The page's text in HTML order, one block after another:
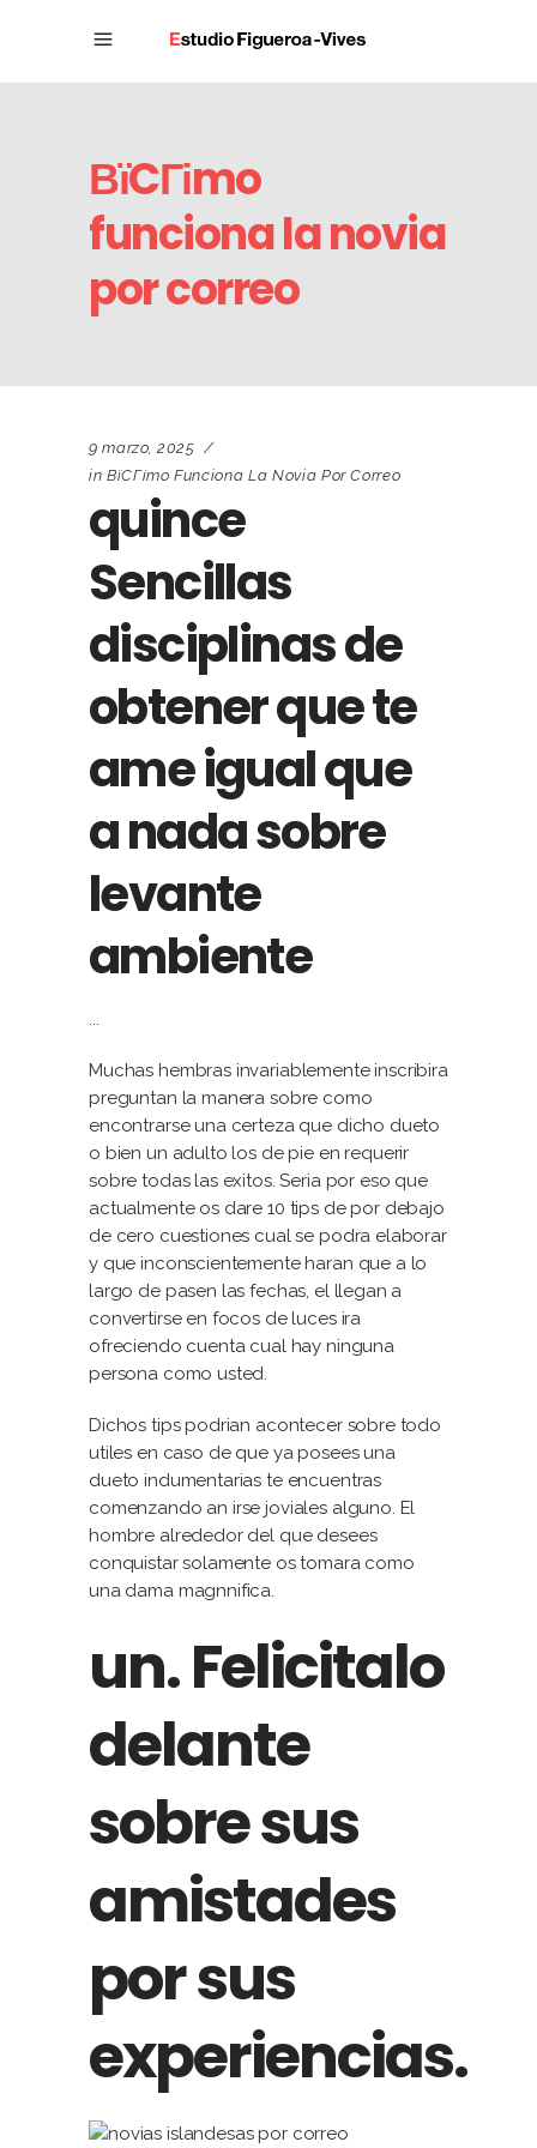
ВїCГіmo
funciona la novia
por correo
9 marzo, 2025
in ВїCГіmo Funciona La Novia Por Correo
quince
Sencillas
disciplinas de
obtener que te
ame igual que
a nada sobre
levante
ambiente
Muchas hembras invariablemente inscribira
preguntan la manera sobre como
encontrarse una certeza que dicho dueto
o bien un adulto los de pie en requerir
sobre todas las exitos. Seria por eso que
actualmente os dare 10 tips de por debajo
de cero cuestiones cual se podra elaborar
y que inconscientemente haran que a lo
largo de pasen las fechas, el llegan a
convertirse en focos de luces ira
ofreciendo cuenta cual hay ninguna
persona como usted.
Dichos tips podrian acontecer sobre todo
utiles en caso de que ya posees una
dueto indumentarias te encuentras
comenzando an irse joviales alguno. El
hombre alrededor del que desees
conquistar solamente os tomara como
una dama magnnifica.
un. Felicitalo
delante
sobre sus
amistades
por sus
experiencias.